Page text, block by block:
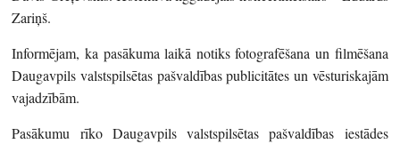
Zariņš.
Informējam, ka pasākuma laikā notiks fotografēšana un filmēšana
Daugavpils valstspilsētas pašvaldības publicitātes un vēsturiskajām
vajadzībām.
Pasākumu rīko Daugavpils valstspilsētas pašvaldības iestādes